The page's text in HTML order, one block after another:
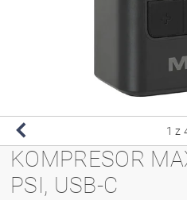
1 z
KOMPRESOR
PSI, USB-C